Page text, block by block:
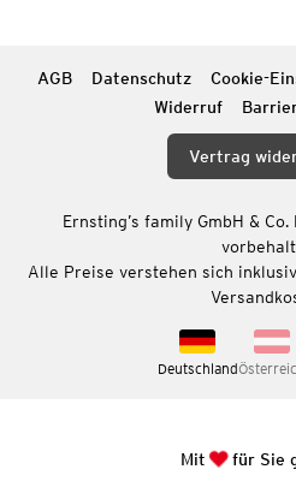
AGB Datenschutz Cookie-
Widerruf
Vertrag
Ernsting’s family GmbH &
Alle Preise verstehen sich
Deutschland
Mit für Sie